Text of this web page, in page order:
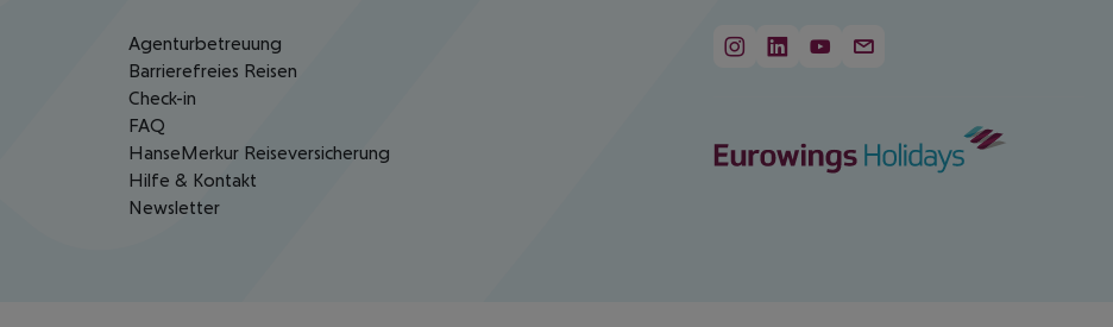
Agenturbetreuung
Barrierefreies Reisen
Check-in
FAQ
HanseMerkur Reiseversicherung
Hilfe & Kontakt
Newsletter